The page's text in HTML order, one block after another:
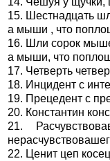
15. Шестнадцать
а мыши , что
16. Шли сорок
а мыши, что
17. Четверть
18. Инцидент с
19. Прецедент с
20. Константин
21.
22. Ценит цеп